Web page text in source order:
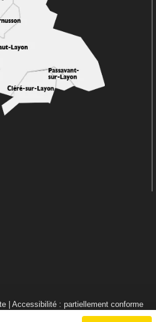
Accessibilité : partiellement conforme